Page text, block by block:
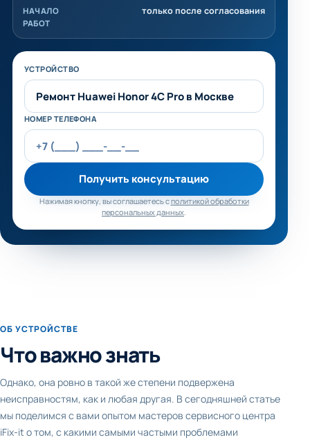
НАЧАЛО
РАБОТ
только после согласования
Не заполняйте это поле
УСТРОЙСТВО
НОМЕР ТЕЛЕФОНА
Получить консультацию
Нажимая кнопку, вы соглашаетесь сполитикой обработки
персональных данных.
ОБ УСТРОЙСТВЕ
Что важно знать
Однако, она ровно в такой же степени подвержена
неисправностям, как и любая другая. В сегодняшней статье
мы поделимся с вами опытом мастеров сервисного центра
iFix-it о том, с какими самыми частыми проблемами